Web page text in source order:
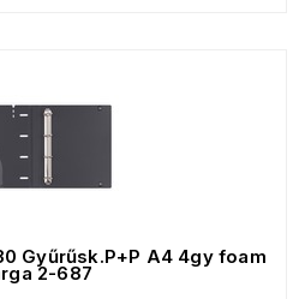
Gyűrűsk.P+P A4 4gy foam
2-687